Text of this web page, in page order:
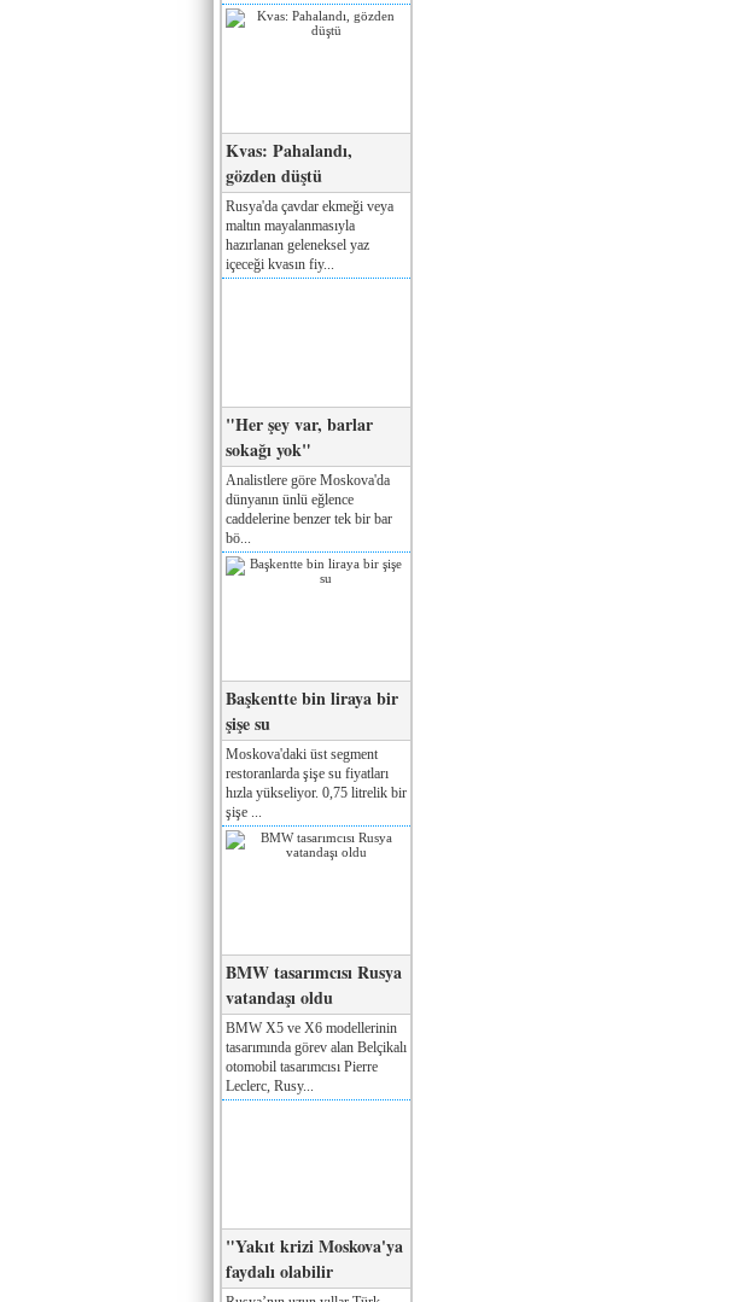
Kvas: Pahalandı,
gözden düştü
Rusya'da çavdar ekmeği veya
maltın mayalanmasıyla
hazırlanan geleneksel yaz
içeceği kvasın fiy...
"Her şey var, barlar
sokağı yok"
Analistlere göre Moskova'da
dünyanın ünlü eğlence
caddelerine benzer tek bir bar
bö...
Başkentte bin liraya bir
şişe su
Moskova'daki üst segment
restoranlarda şişe su fiyatları
hızla yükseliyor. 0,75 litrelik bir
şişe ...
BMW tasarımcısı Rusya
vatandaşı oldu
BMW X5 ve X6 modellerinin
tasarımında görev alan Belçikalı
otomobil tasarımcısı Pierre
Leclerc, Rusy...
"Yakıt krizi Moskova'ya
faydalı olabilir